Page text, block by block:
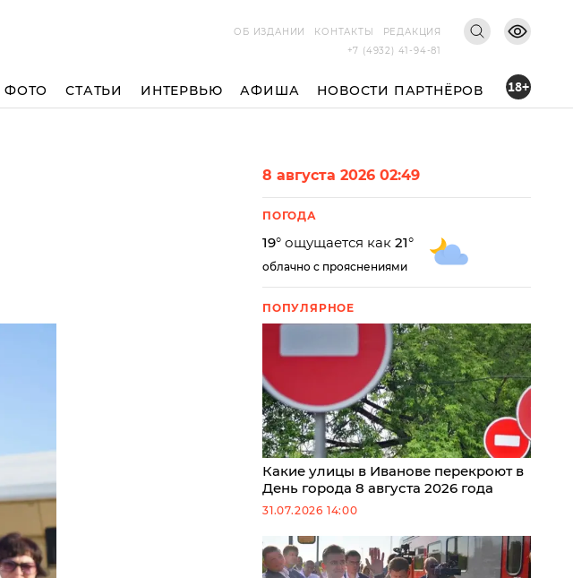
ОБ ИЗДАНИИ
КОНТАКТЫ
РЕДАКЦИЯ
+7 (4932) 41-94-81
ФОТО СТАТЬИ ИНТЕРВЬЮ АФИША НОВОСТИ ПАРТНЁРОВ 18+
8 августа 2026 02:49
ПОГОДА
19° ощущается как 21°
облачно с прояснениями
ПОПУЛЯРНОЕ
Какие улицы в Иванове перекроют в
День города 8 августа 2026 года
31.07.2026 14:00